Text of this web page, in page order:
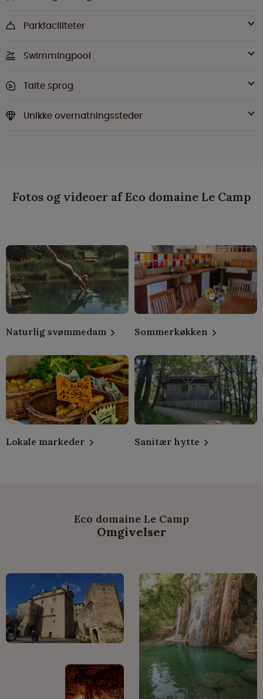
Parkfaciliteter
Swimmingpool
Talte sprog
Unikke overnatningssteder
Fotos og videoer af Eco domaine Le Camp
Naturlig svømmedam Sommerkøkken
Lokale markeder Sanitær hytte
Eco domaine Le Camp
Omgivelser